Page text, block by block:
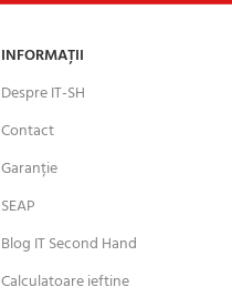
INFORMAȚII
Despre IT-SH
Contact
Garanție
SEAP
Blog IT Second Hand
Calculatoare ieftine